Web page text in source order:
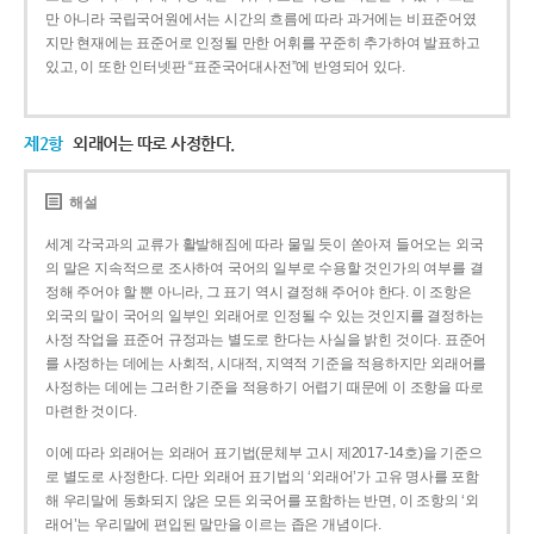
만 아니라 국립국어원에서는 시간의 흐름에 따라 과거에는 비표준어였
지만 현재에는 표준어로 인정될 만한 어휘를 꾸준히 추가하여 발표하고
있고, 이 또한 인터넷판 “표준국어대사전”에 반영되어 있다.
제2항 외래어는 따로 사정한다.
해설
세계 각국과의 교류가 활발해짐에 따라 물밀 듯이 쏟아져 들어오는 외국
의 말은 지속적으로 조사하여 국어의 일부로 수용할 것인가의 여부를 결
정해 주어야 할 뿐 아니라, 그 표기 역시 결정해 주어야 한다. 이 조항은
외국의 말이 국어의 일부인 외래어로 인정될 수 있는 것인지를 결정하는
사정 작업을 표준어 규정과는 별도로 한다는 사실을 밝힌 것이다. 표준어
를 사정하는 데에는 사회적, 시대적, 지역적 기준을 적용하지만 외래어를
사정하는 데에는 그러한 기준을 적용하기 어렵기 때문에 이 조항을 따로
마련한 것이다.
이에 따라 외래어는 외래어 표기법(문체부 고시 제2017-14호)을 기준으
로 별도로 사정한다. 다만 외래어 표기법의 ‘외래어’가 고유 명사를 포함
해 우리말에 동화되지 않은 모든 외국어를 포함하는 반면, 이 조항의 ‘외
래어’는 우리말에 편입된 말만을 이르는 좁은 개념이다.